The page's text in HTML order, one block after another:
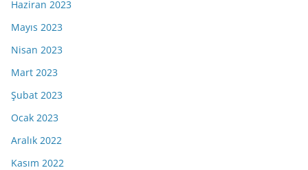
Haziran 2023
Mayıs 2023
Nisan 2023
Mart 2023
Şubat 2023
Ocak 2023
Aralık 2022
Kasım 2022